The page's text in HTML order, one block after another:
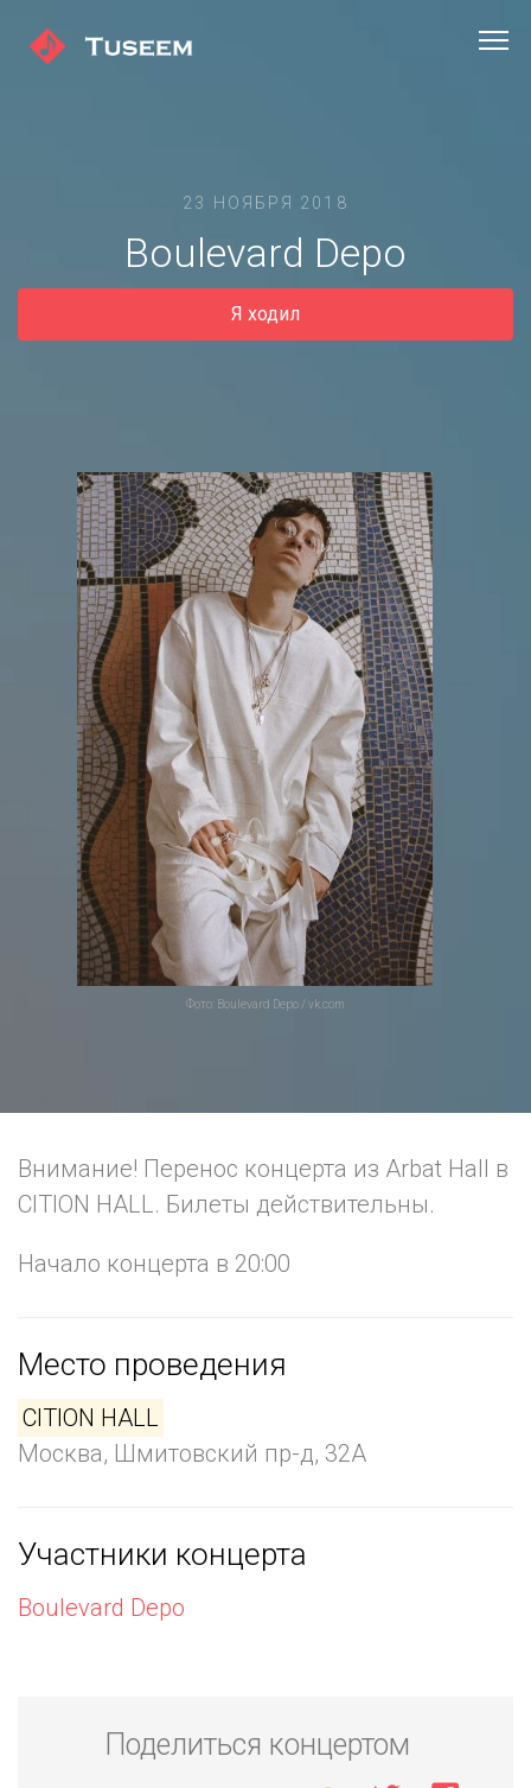
23 НОЯБРЯ 2018
Boulevard Depo
Я ходил
Фото: Boulevard Depo / vk.com
Внимание! Перенос концерта из Arbat Hall в
CITION HALL. Билеты действительны.
Начало концерта в 20:00
Место проведения
CITION HALL
Москва, Шмитовский пр-д, 32А
Участники концерта
Boulevard Depo
Поделиться концертом